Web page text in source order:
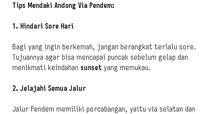
Tips Mendaki Andong Via Pendem:
1. Hindari Sore Hari
Bagi yang ingin berkemah, jangan berangkat terlalu sore.
Tujuannya agar bisa mencapai puncak sebelum gelap dan
menikmati keindahan sunset yang memukau.
2. Jelajahi Semua Jalur
Jalur Pendem memiliki percabangan, yaitu via selatan dan